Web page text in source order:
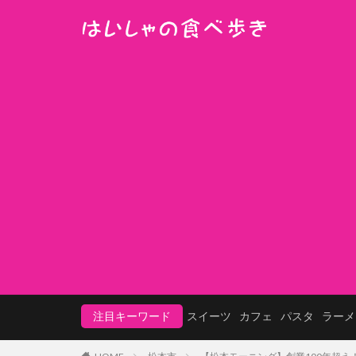
注目キーワード スイーツ カフェ パスタ ラー